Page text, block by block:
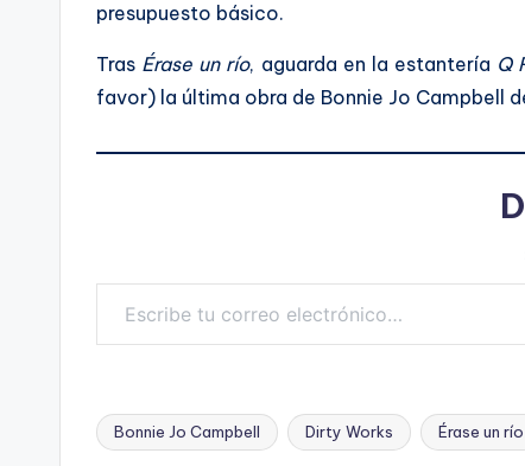
presupuesto básico.
Tras Érase un río, aguarda en la estantería Q
favor) la última obra de Bonnie Jo Campbell
Escribe tu correo electrónico…
Etiquetas:
Bonnie Jo Campbell Dirty Works Érase un río